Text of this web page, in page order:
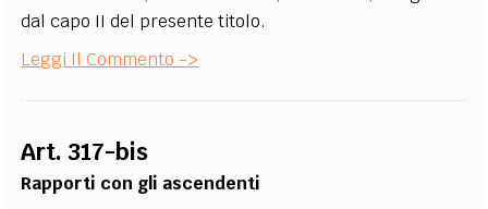
dal capo II del presente titolo.
Leggi Il Commento ->
Art. 317-bis
Rapporti con gli ascendenti